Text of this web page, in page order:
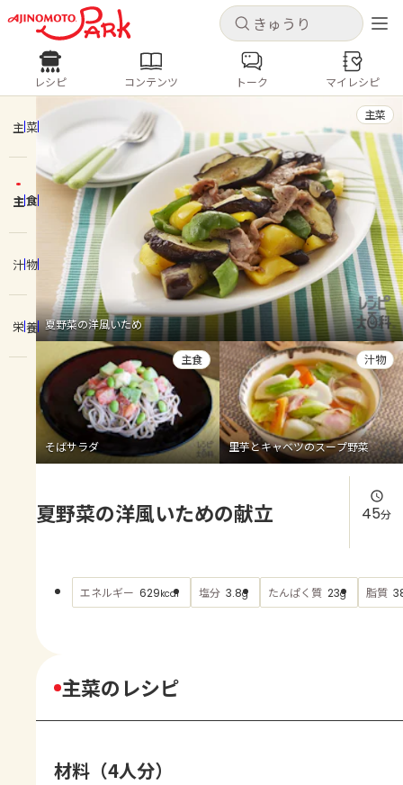
キャンセル
ログインするとレシピを保存できます
ログイン 新規登録
ホーム
コンテンツ
レシピ
トーク
よくあるお問い合わせ
お買い物
AJINOMOTO PARK とは
キャンセル
レシピ コンテンツ
人気の食材・レシピ
きゅうり なす トマト
とうもろこし
ピーマン
みょうが ゴーヤ
レシピ コンテンツ トーク マイレシピ
主菜
主食
汁物
栄養 夏野菜の洋風いため
主菜
そばサラダ
主食
里芋とキャベツのスープ野菜
汁物
夏野菜の洋風いための献立 45分
エネルギー 629kcal 塩分 3.8g たんぱく質 23g 脂質
主菜のレシピ
材料（4人分）